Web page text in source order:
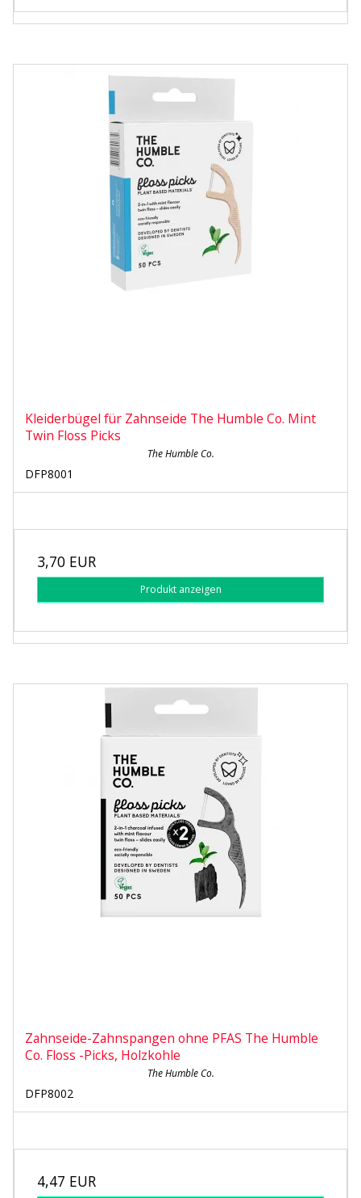
Kleiderbügel für Zahnseide The Humble Co. Mint
Twin Floss Picks
The Humble Co.
DFP8001
3,70 EUR
Produkt anzeigen
Zahnseide-Zahnspangen ohne PFAS The Humble
Co. Floss -Picks, Holzkohle
The Humble Co.
DFP8002
4,47 EUR